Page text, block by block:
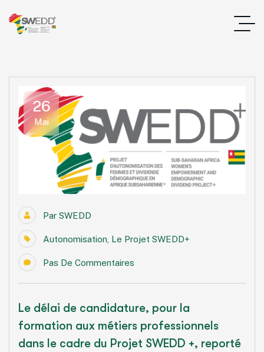
26
Mai
Par SWEDD
Autonomisation, Le Projet SWEDD+
Pas De Commentaires
Le délai de candidature, pour la
formation aux métiers professionnels
dans le cadre du Projet SWEDD +, reporté